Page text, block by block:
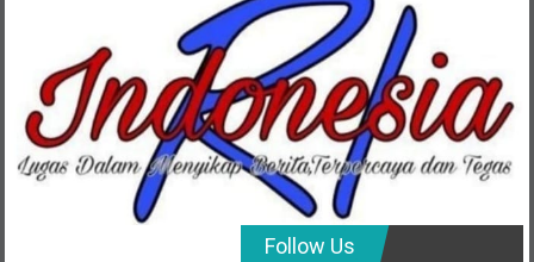
Follow Us